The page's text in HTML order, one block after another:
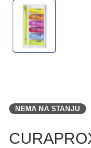
NEMA NA STANJU